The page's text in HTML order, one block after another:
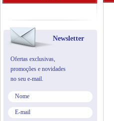
Newsletter
Ofertas exclusivas,
promoções e novidades
no seu e-mail.